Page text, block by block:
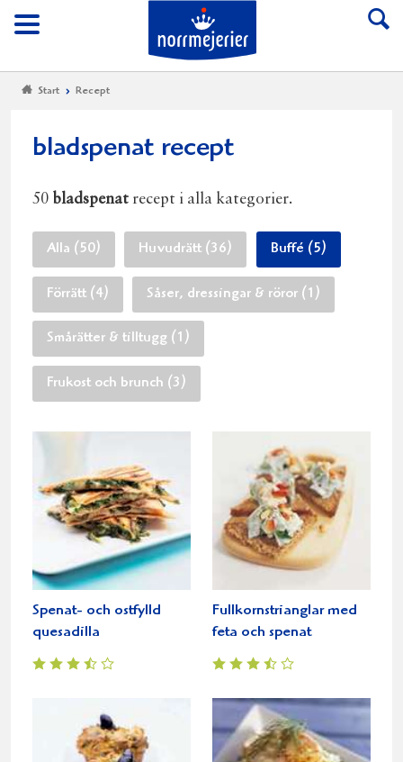
Meny
Till Norrmejerier
Start Recept
bladspenat recept
50 bladspenat recept i alla kategorier.
Alla (50) Huvudrätt (36) Buffé (5)
Förrätt (4) Såser, dressingar & röror (1)
Smårätter & tilltugg (1)
Frukost och brunch (3)
Spenat- och ostfylld
quesadilla
Fullkornstrianglar med
feta och spenat